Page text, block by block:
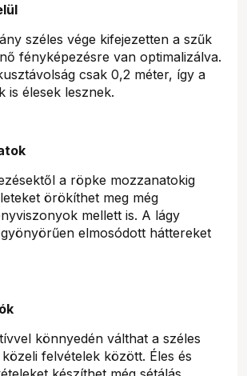
széles vége kifejezetten a szűk
fényképezésre van optimalizálva.
csak 0,2 méter, így a
is élesek lesznek.
a röpke mozzanatokig
örökíthet meg még
mellett is. A lágy
elmosódott háttereket
könnyedén válthat a széles
felvételek között. Éles és